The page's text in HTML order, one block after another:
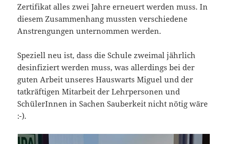
Zertifikat alles zwei Jahre erneuert werden muss. In
diesem Zusammenhang mussten verschiedene
Anstrengungen unternommen werden.
Speziell neu ist, dass die Schule zweimal jährlich
desinfiziert werden muss, was allerdings bei der
guten Arbeit unseres Hauswarts Miguel und der
tatkräftigen Mitarbeit der Lehrpersonen und
SchülerInnen in Sachen Sauberkeit nicht nötig wäre
:-).